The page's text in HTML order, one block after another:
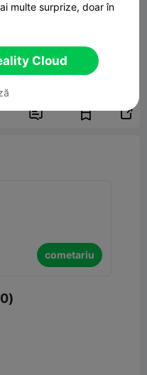
 
cometariu
multe surprize, doar în
Cloud